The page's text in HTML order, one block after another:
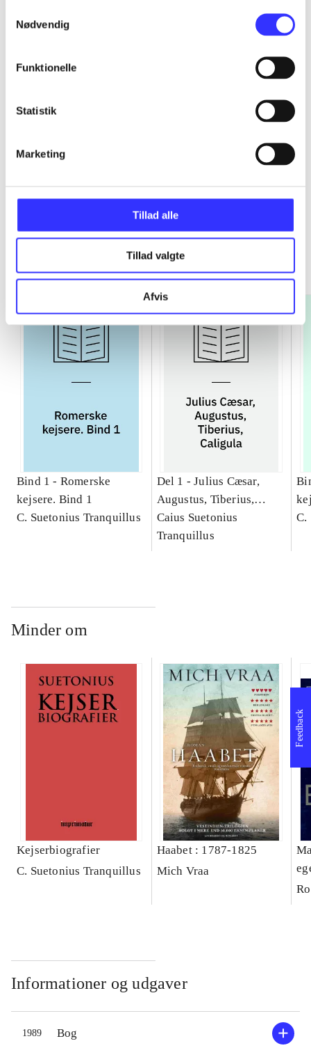
Nødvendig
Funktionelle
Statistik
Marketing
Tillad alle
Tillad valgte
Afvis
Romerske kejsere
Bind 1 - Romerske
kejsere. Bind 1
C. Suetonius Tranquillus
Del 1 -Julius Cæsar,
Augustus, Tiberius,
Caligula
Caius Suetonius
Tranquillus
C.
Minder om
Kejserbiografier
C. Suetonius Tranquillus
Haabet : 1787-1825
Mich Vraa
Informationer og udgaver
1989 Bog
Feedback